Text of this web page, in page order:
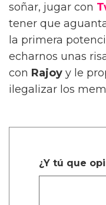
soñar, jugar con
tener que
la primera
echarnos unas
con Rajoy y le
ilegalizar los
¿Y tú que